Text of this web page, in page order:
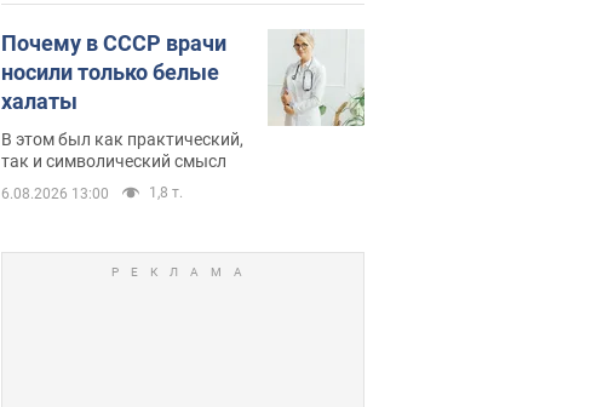
Почему в СССР врачи
носили только белые
халаты
В этом был как практический,
так и символический смысл
6.08.2026 13:00 1,8 т.